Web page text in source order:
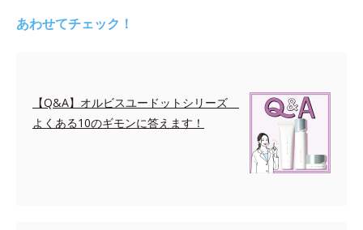
あわせてチェック！
【Q&A】オルビスユードットシリーズ
よくある10のギモンに答えます！